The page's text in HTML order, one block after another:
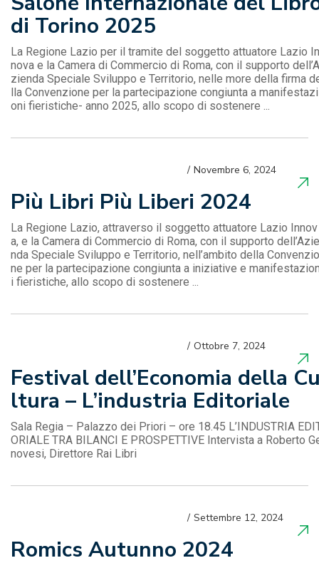
di Torino 2025
La Regione Lazio per il tramite del soggetto attuatore Lazio In
nova e la Camera di Commercio di Roma, con il supporto dell’A
zienda Speciale Sviluppo e Territorio, nelle more della firma
lla Convenzione per la partecipazione congiunta a manifestazi
oni fieristiche- anno 2025, allo scopo di sostenere ...
Più Libri Più Liberi 2024
Novembre 6, 2024
La Regione Lazio, attraverso il soggetto attuatore Lazio Innov
a, e la Camera di Commercio di Roma, con il supporto dell’Azie
nda Speciale Sviluppo e Territorio, nell’ambito della Convenzio
ne per la partecipazione congiunta a iniziative e
i fieristiche, allo scopo di sostenere ...
Festival dell’Economia della
ltura – L’industria Editoriale
Ottobre 7, 2024
Sala Regia – Palazzo dei Priori – ore 18.45 L’INDUSTRIA
ORIALE TRA BILANCI E PROSPETTIVE Intervista a Roberto
novesi, Direttore Rai Libri
Romics Autunno 2024
Settembre 12, 2024